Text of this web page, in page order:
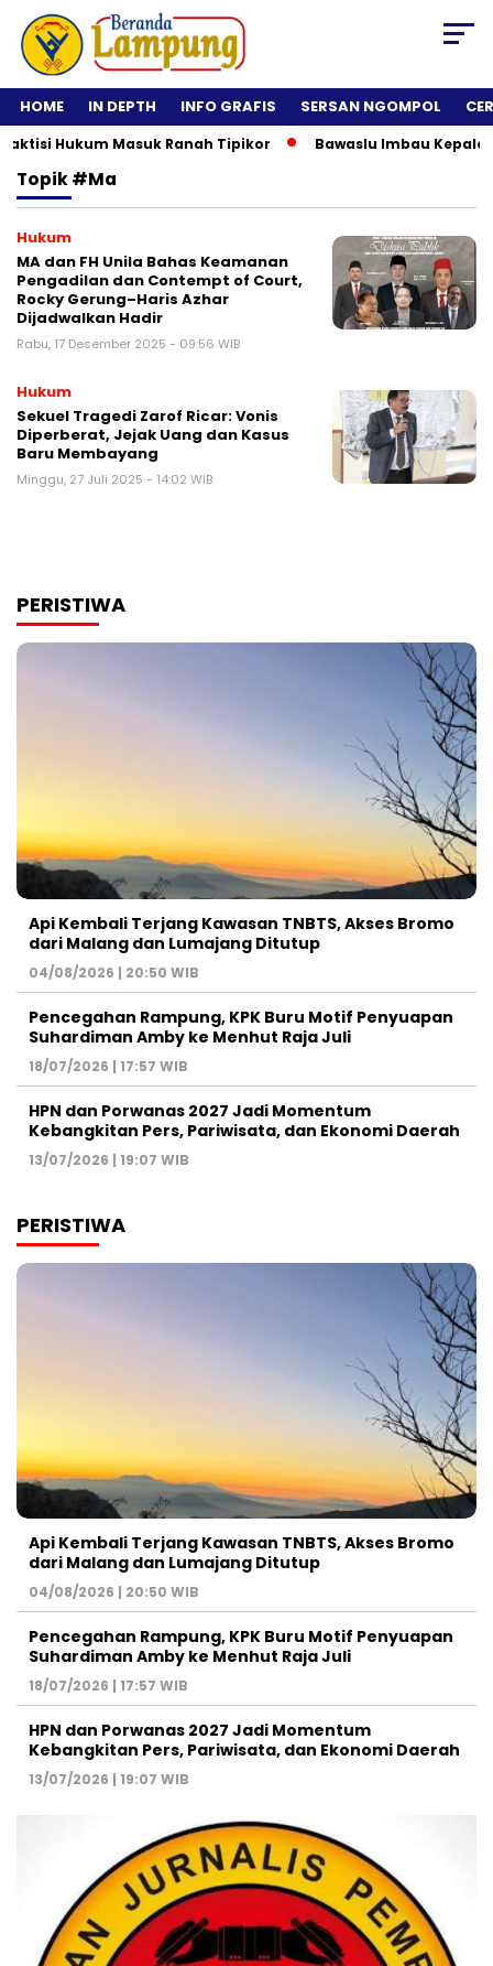
HOME IN DEPTH INFO GRAFIS SERSAN NGOMPOL
Hukum Masuk Ranah Tipikor Bawaslu Imbau Kepala
Topik#ma
Hukum
MA dan FH Unila Bahas Keamanan
Pengadilan dan Contempt of Court,
Rocky Gerung–Haris Azhar
Dijadwalkan Hadir
Rabu, 17 Desember 2025 - 09:56 WIB
Hukum
Sekuel Tragedi Zarof Ricar: Vonis
Diperberat, Jejak Uang dan Kasus
Baru Membayang
Minggu, 27 Juli 2025 - 14:02 WIB
PERISTIWA
Api Kembali Terjang Kawasan TNBTS, Akses Bromo
dari Malang dan Lumajang Ditutup
04/08/2026 | 20:50 WIB
Pencegahan Rampung, KPK Buru Motif Penyuapan
Suhardiman Amby ke Menhut Raja Juli
18/07/2026 | 17:57 WIB
HPN dan Porwanas 2027 Jadi Momentum
Kebangkitan Pers, Pariwisata, dan Ekonomi Daerah
13/07/2026 | 19:07 WIB
PERISTIWA
Api Kembali Terjang Kawasan TNBTS, Akses Bromo
dari Malang dan Lumajang Ditutup
04/08/2026 | 20:50 WIB
Pencegahan Rampung, KPK Buru Motif Penyuapan
Suhardiman Amby ke Menhut Raja Juli
18/07/2026 | 17:57 WIB
HPN dan Porwanas 2027 Jadi Momentum
Kebangkitan Pers, Pariwisata, dan Ekonomi Daerah
13/07/2026 | 19:07 WIB